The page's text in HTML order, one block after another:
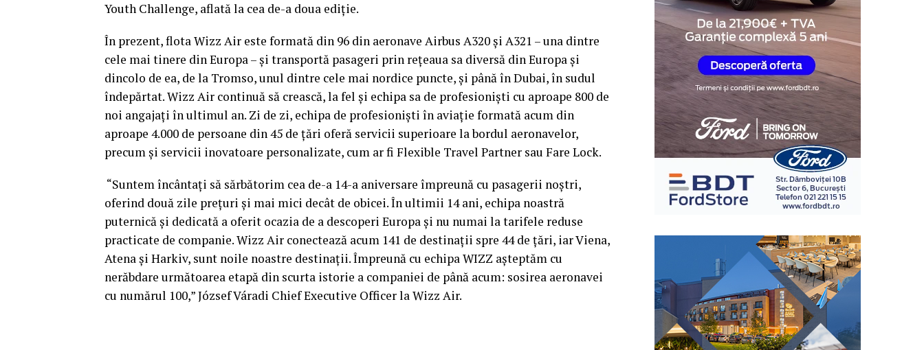
Youth Challenge, aflată la cea de-a doua ediţie.
În prezent, flota Wizz Air este formată din 96 din aeronave Airbus A320 şi A321 – una dintre
cele mai tinere din Europa – şi transportă pasageri prin reţeaua sa diversă din Europa şi
dincolo de ea, de la Tromso, unul dintre cele mai nordice puncte, şi până în Dubai, în sudul
îndepărtat. Wizz Air continuă să crească, la fel şi echipa sa de profesionişti cu aproape 800 de
noi angajaţi în ultimul an. Zi de zi, echipa de profesionişti în aviaţie formată acum din
aproape 4.000 de persoane din 45 de ţări oferă servicii superioare la bordul aeronavelor,
precum şi servicii inovatoare personalizate, cum ar fi Flexible Travel Partner sau Fare Lock.
“Suntem încântaţi să sărbătorim cea de-a 14-a aniversare împreună cu pasagerii noştri,
oferind două zile preţuri şi mai mici decât de obicei. În ultimii 14 ani, echipa noastră
puternică şi dedicată a oferit ocazia de a descoperi Europa şi nu numai la tarifele reduse
practicate de companie. Wizz Air conectează acum 141 de destinaţii spre 44 de ţări, iar Viena,
Atena şi Harkiv, sunt noile noastre destinaţii. Împreună cu echipa WIZZ aşteptăm cu
nerăbdare următoarea etapă din scurta istorie a companiei de până acum: sosirea aeronavei
cu numărul 100,” József Váradi Chief Executive Officer la Wizz Air.